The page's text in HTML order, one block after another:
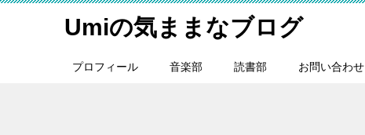
Umiの気ままなブログ
プロフィール 音楽部 読書部 お問い合わせ